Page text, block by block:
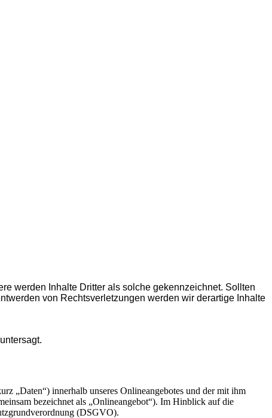
werden Inhalte Dritter als solche gekennzeichnet. Sollten
von Rechtsverletzungen werden wir derartige Inhalte
„Daten“) innerhalb unseres Onlineangebotes und der mit ihm
bezeichnet als „Onlineangebot“). Im Hinblick auf die
(DSGVO).